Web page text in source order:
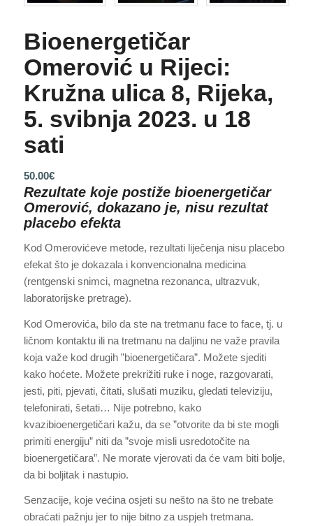
Bioenergetičar
Omerović u Rijeci:
Kružna ulica 8, Rijeka,
5. svibnja 2023. u 18
sati
50.00€
Rezultate koje postiže bioenergetičar
Omerović, dokazano je, nisu rezultat
placebo efekta
Kod Omerovićeve metode, rezultati liječenja nisu placebo
efekat što je dokazala i konvencionalna medicina
(rentgenski snimci, magnetna rezonanca, ultrazvuk,
laboratorijske pretrage).
Kod Omerovića, bilo da ste na tretmanu face to face, tj. u
ličnom kontaktu ili na tretmanu na daljinu ne važe pravila
koja važe kod drugih ”bioenergetičara”. Možete sjediti
kako hoćete. Možete prekrižiti ruke i noge, razgovarati,
jesti, piti, pjevati, čitati, slušati muziku, gledati televiziju,
telefonirati, šetati… Nije potrebno, kako
kvazibioenergetičari kažu, da se ”otvorite da bi ste mogli
primiti energiju” niti da ”svoje misli usredotočite na
bioenergetičara”. Ne morate vjerovati da će vam biti bolje,
da bi boljitak i nastupio.
Senzacije, koje većina osjeti su nešto na što ne trebate
obraćati pažnju jer to nije bitno za uspjeh tretmana.